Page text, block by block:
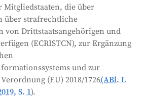
Mitgliedstaaten, die über
über strafrechtliche
von Drittstaatsangehörigen und
(ECRISTCN), zur Ergänzung
und zur
(EU) 2018/1726(ABl. L
S. 1).